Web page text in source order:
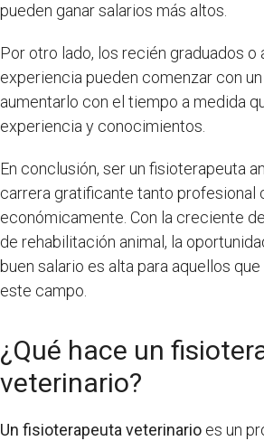
pueden ganar salarios más altos.
Por otro lado, los recién graduados o
experiencia pueden comenzar con
aumentarlo con el tiempo a medida
experiencia y conocimientos.
En conclusión, ser un fisioterapeuta
carrera gratificante tanto profesional
económicamente. Con la creciente
de rehabilitación animal, la
buen salario es alta para aquellos
este campo.
¿Qué hace un
veterinario?
Un fisioterapeuta veterinario es un